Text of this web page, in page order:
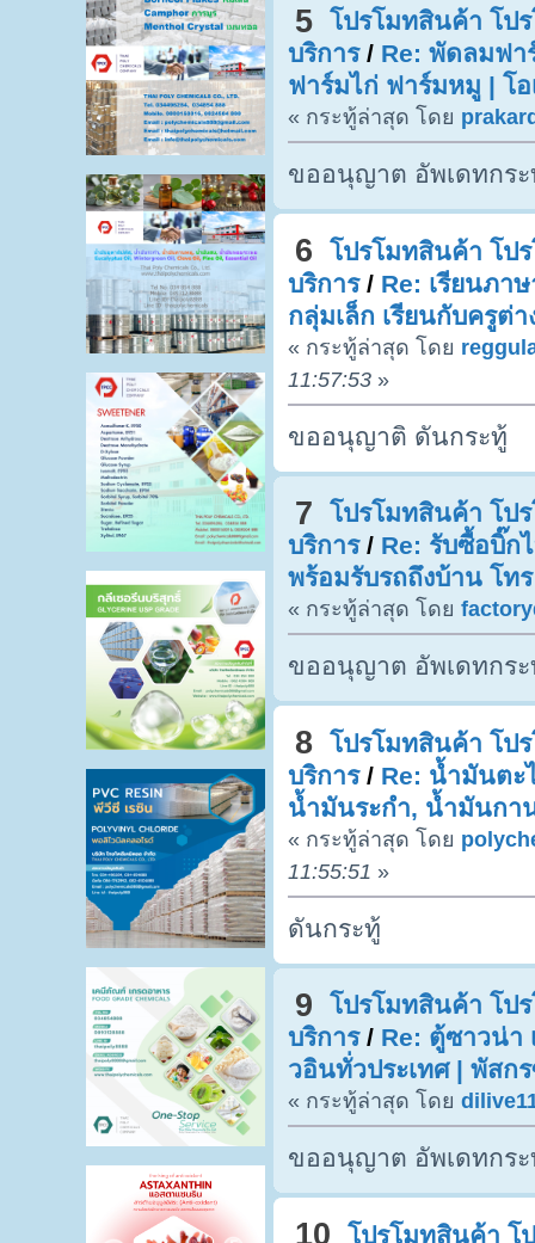
5
โปรโมทสินค้า โป
บริการ/ Re: พัดลมฟา
ฟาร์มไก่ ฟาร์มหมู | โอ
« กระทู้ล่าสุด โดย
ขออนุญาต อัพเดทกร
6
โปรโมทสินค้า โป
บริการ/ Re: เรียนภา
กลุ่มเล็ก เรียนกับครูต่
« กระทู้ล่าสุด โดย
11:57:53 »
ขออนุญาติ ดันกระทู้
7
โปรโมทสินค้า โป
บริการ/ Re: รับซื้อบิ๊ก
พร้อมรับรถถึงบ้าน โท
« กระทู้ล่าสุด โดย
ขออนุญาต อัพเดทกร
8
โปรโมทสินค้า โป
บริการ/ Re: น้ำมันตะ
น้ำมันระกำ, น้ำมันกา
« กระทู้ล่าสุด โดย
11:55:51 »
ดันกระทู้
9
โปรโมทสินค้า โป
บริการ/ Re: ตู้ซาวน่า
วอินทั่วประเทศ | พัสก
« กระทู้ล่าสุด โดย
ขออนุญาต อัพเดทกร
10 โปรโมทสินค้า โ